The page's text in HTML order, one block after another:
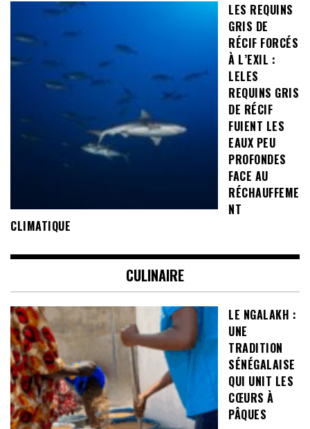
LES REQUINS
GRIS DE
RÉCIF FORCÉS
À L’EXIL :
LELES
REQUINS GRIS
DE RÉCIF
FUIENT LES
EAUX PEU
PROFONDES
FACE AU
RÉCHAUFFEME
NT
CLIMATIQUE
CULINAIRE
LE NGALAKH :
UNE
TRADITION
SÉNÉGALAISE
QUI UNIT LES
CŒURS À
PÂQUES